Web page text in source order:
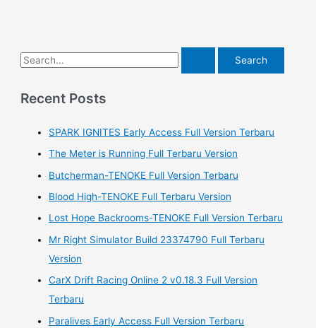
S
a
Recent Posts
SPARK IGNITES Early Access Full Version Terbaru
The Meter is Running Full Terbaru Version
Butcherman-TENOKE Full Version Terbaru
Blood High-TENOKE Full Terbaru Version
Lost Hope Backrooms-TENOKE Full Version Terbaru
Mr Right Simulator Build 23374790 Full Terbaru
Version
CarX Drift Racing Online 2 v0.18.3 Full Version
Terbaru
Paralives Early Access Full Version Terbaru